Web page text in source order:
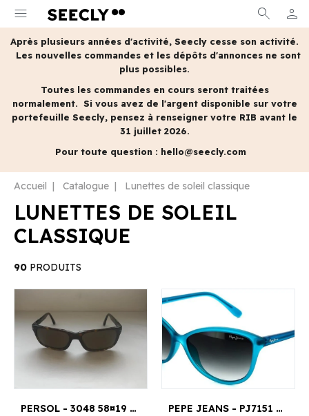
menu search person
MON
Après plusieurs années d'activité, Seecly cesse son activité.
Les nouvelles commandes et les dépôts d'annonces ne sont
plus possibles.
Toutes les commandes en cours seront traitées
normalement. Si vous avez de l'argent disponible sur votre
portefeuille Seecly, pensez à renseigner votre RIB avant le
31 juillet 2026.
Pour toute question : hello@seecly.com
Accueil Catalogue Lunettes de soleil classique
LUNETTES DE SOLEIL
CLASSIQUE
90 PRODUITS
PERSOL - 3048 58¤19 145 PEPE JEANS - PJ7151 - 57/15